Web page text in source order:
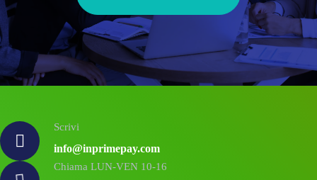
Scrivi
info@inprimepay.com
Chiama LUN-VEN 10-16